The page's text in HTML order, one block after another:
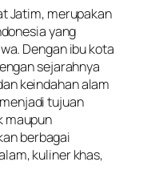
Jatim, merupakan
yang
Dengan ibu kota
sejarahnya
keindahan alam
tujuan
maupun
berbagai
kuliner khas,